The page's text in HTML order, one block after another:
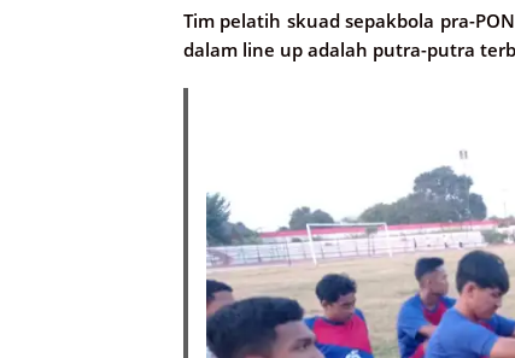
Tim pelatih skuad sepakbola pra-
dalam line up adalah putra-putra